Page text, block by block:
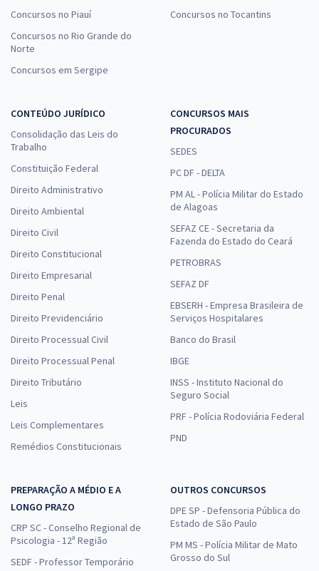
Concursos no Piauí
Concursos no Rio Grande do
Norte
Concursos em Sergipe
Concursos no Tocantins
CONTEÚDO JURÍDICO
Consolidação das Leis do
Trabalho
Constituição Federal
Direito Administrativo
Direito Ambiental
Direito Civil
Direito Constitucional
Direito Empresarial
Direito Penal
Direito Previdenciário
Direito Processual Civil
Direito Processual Penal
Direito Tributário
Leis
Leis Complementares
Remédios Constitucionais
CONCURSOS MAIS
PROCURADOS
SEDES
PC DF - DELTA
PM AL - Polícia Militar do Estado
de Alagoas
SEFAZ CE - Secretaria da
Fazenda do Estado do Ceará
PETROBRAS
SEFAZ DF
EBSERH - Empresa Brasileira de
Serviços Hospitalares
Banco do Brasil
IBGE
INSS - Instituto Nacional do
Seguro Social
PRF - Polícia Rodoviária Federal
PND
PREPARAÇÃO A MÉDIO E A
LONGO PRAZO
CRP SC - Conselho Regional de
Psicologia - 12ª Região
SEDF - Professor Temporário
OUTROS CONCURSOS
DPE SP - Defensoria Pública do
Estado de São Paulo
PM MS - Polícia Militar de Mato
Grosso do Sul